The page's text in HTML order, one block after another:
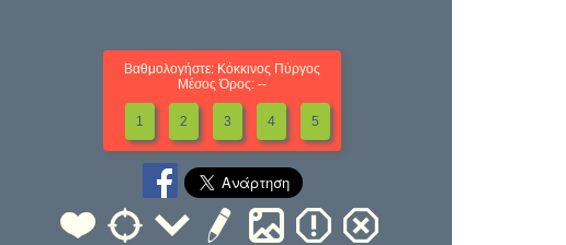
Βαθμολογήστε: Κόκκινος Πύργος
Μέσος Όρος: --
1 2 3 4 5